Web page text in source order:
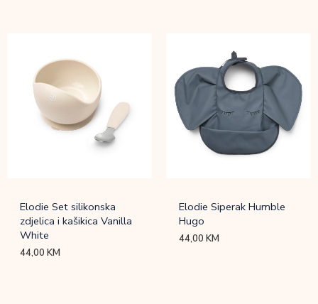
Elodie Set silikonska
zdjelica i kašikica Vanilla
White
44,00KM
Elodie Siperak Humble
Hugo
44,00KM